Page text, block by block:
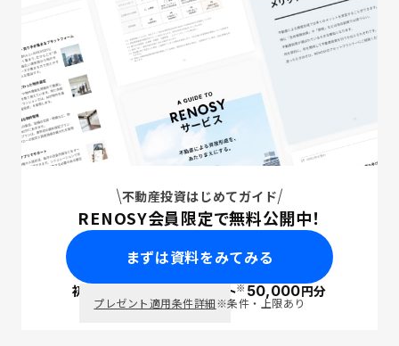
不動産投資はじめてガイド
RENOSY会員限定で無料公開中！
まずは資料をみてみる
初回面談で ポイント※50,000円分
プレゼント適用条件詳細※条件・上限あり